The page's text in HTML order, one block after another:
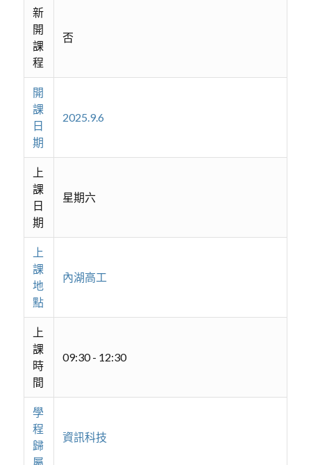
新
開
課
程
否
開
課
日
期
2025.9.6
上
課
日
期
星期六
上
課
地
點
內湖高工
上
課
時
間
09:30 - 12:30
學
程
歸
屬
資訊科技